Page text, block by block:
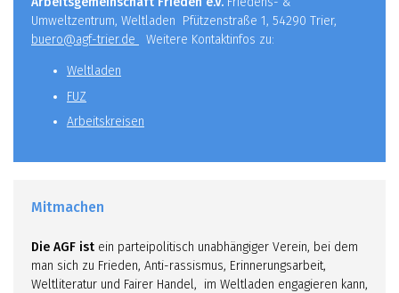
Umweltzentrum, Weltladen Pfützenstraße 1, 54290 Trier,
buero@agf-trier.de
Weitere Kontaktinfos zu:
Weltladen
FUZ
Arbeitskreisen
Mitmachen
Die AGF ist ein parteipolitisch unabhängiger Verein, bei dem
man sich zu Frieden, Anti-rassismus, Erinnerungsarbeit,
Weltliteratur und Fairer Handel, im Weltladen engagieren kann,